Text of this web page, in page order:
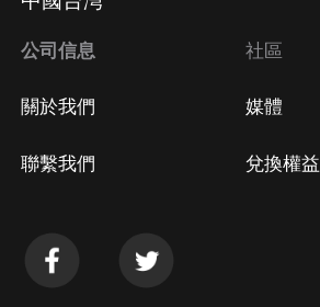
公司信息
關於我們
聯繫我們
社區
媒體
兌換權益